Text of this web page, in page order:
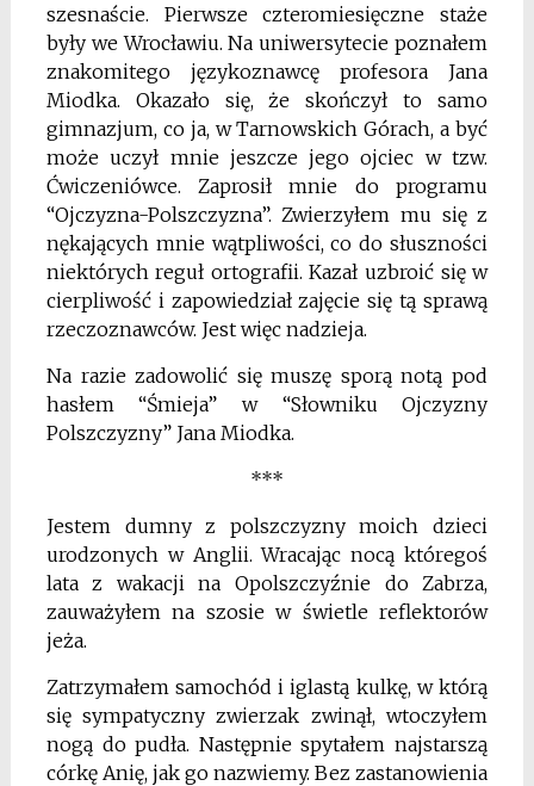
szesnaście. Pierwsze czteromiesięczne staże
były we Wrocławiu. Na uniwersytecie poznałem
znakomitego językoznawcę profesora Jana
Miodka. Okazało się, że skończył to samo
gimnazjum, co ja, w Tarnowskich Górach, a być
może uczył mnie jeszcze jego ojciec w tzw.
Ćwiczeniówce. Zaprosił mnie do programu
“Ojczyzna-Polszczyzna”. Zwierzyłem mu się z
nękających mnie wątpliwości, co do słuszności
niektórych reguł ortografii. Kazał uzbroić się w
cierpliwość i zapowiedział zajęcie się tą sprawą
rzeczoznawców. Jest więc nadzieja.
Na razie zadowolić się muszę sporą notą pod
hasłem “Śmieja” w “Słowniku Ojczyzny
Polszczyzny” Jana Miodka.
***
Jestem dumny z polszczyzny moich dzieci
urodzonych w Anglii. Wracając nocą któregoś
lata z wakacji na Opolszczyźnie do Zabrza,
zauważyłem na szosie w świetle reflektorów
jeża.
Zatrzymałem samochód i iglastą kulkę, w którą
się sympatyczny zwierzak zwinął, wtoczyłem
nogą do pudła. Następnie spytałem najstarszą
córkę Anię, jak go nazwiemy. Bez zastanowienia